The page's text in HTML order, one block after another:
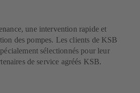
une intervention rapide et
des pompes. Les clients de KSB
sélectionnés pour leur
de service agréés KSB.